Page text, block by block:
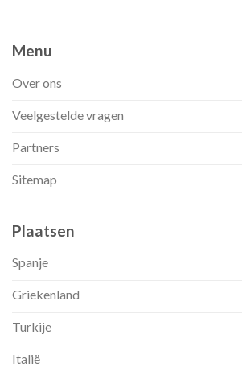
Menu
Over ons
Veelgestelde vragen
Partners
Sitemap
Plaatsen
Spanje
Griekenland
Turkije
Italië